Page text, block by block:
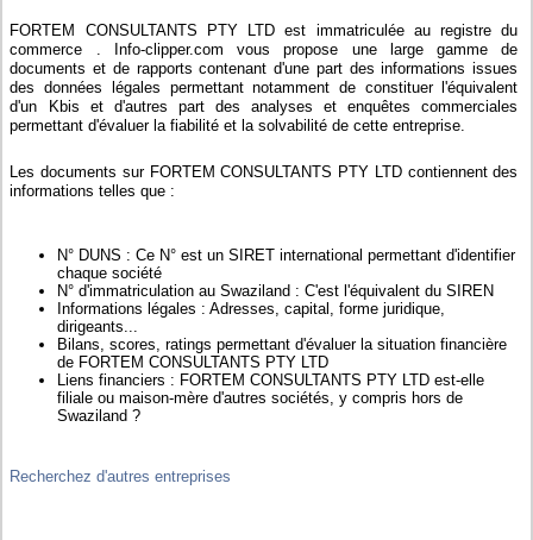
FORTEM CONSULTANTS PTY LTD est immatriculée au registre du
commerce . Info-clipper.com vous propose une large gamme de
documents et de rapports contenant d'une part des informations issues
des données légales permettant notamment de constituer l'équivalent
d'un Kbis et d'autres part des analyses et enquêtes commerciales
permettant d'évaluer la fiabilité et la solvabilité de cette entreprise.
Les documents sur FORTEM CONSULTANTS PTY LTD contiennent des
informations telles que :
N° DUNS : Ce N° est un SIRET international permettant d'identifier
chaque société
N° d'immatriculation au Swaziland : C'est l'équivalent du SIREN
Informations légales : Adresses, capital, forme juridique,
dirigeants...
Bilans, scores, ratings permettant d'évaluer la situation financière
de FORTEM CONSULTANTS PTY LTD
Liens financiers : FORTEM CONSULTANTS PTY LTD est-elle
filiale ou maison-mère d'autres sociétés, y compris hors de
Swaziland ?
Recherchez d'autres entreprises